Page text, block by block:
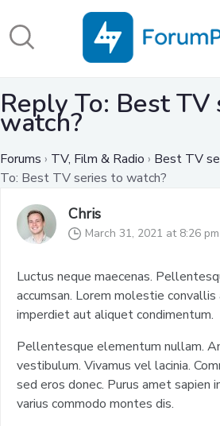
Reply To: Best TV
watch?
Forums › TV, Film & Radio › Best TV
To: Best TV series to watch?
Chris
March 31, 2021 at 8:26 pm
Luctus neque maecenas.
accumsan. Lorem molestie
imperdiet aut aliquet condimentum.
Pellentesque elementum nullam.
vestibulum. Vivamus vel lacinia.
sed eros donec. Purus amet sapien
varius commodo montes dis.